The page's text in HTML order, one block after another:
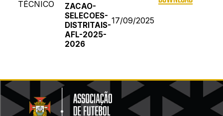
TÉCNICO
ZACAO-
SELECOES-
DISTRITAIS-
AFL-2025-
2026
17/09/2025